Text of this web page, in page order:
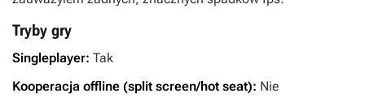
Tryby gry
Singleplayer: Tak
Kooperacja offline (split screen/hot seat): Nie